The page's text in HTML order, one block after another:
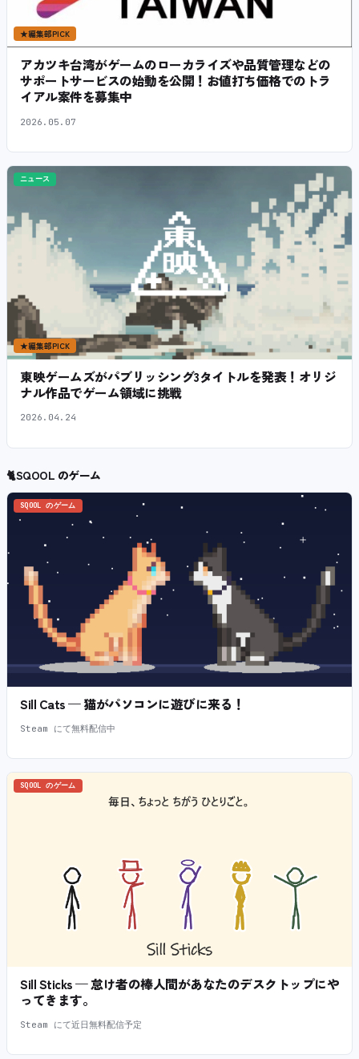
★編集部PICK
アカツキ台湾がゲームのローカライズや品質管理などの
サポートサービスの始動を公開！お値打ち価格でのトラ
イアル案件を募集中
2026.05.07
ニュース
★編集部PICK
東映ゲームズがパブリッシング3タイトルを発表！オリジ
ナル作品でゲーム領域に挑戦
2026.04.24
🐈SQOOL のゲーム
SQOOL のゲーム
Sill Cats — 猫がパソコンに遊びに来る！
Steam にて無料配信中
SQOOL のゲーム
Sill Sticks — 怠け者の棒人間があなたのデスクトップにや
ってきます。
Steam にて近日無料配信予定